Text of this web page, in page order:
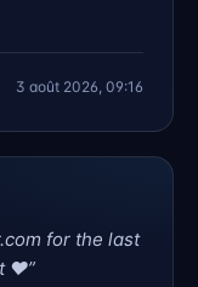
3 août 2026, 09:16
for the last
❤️”